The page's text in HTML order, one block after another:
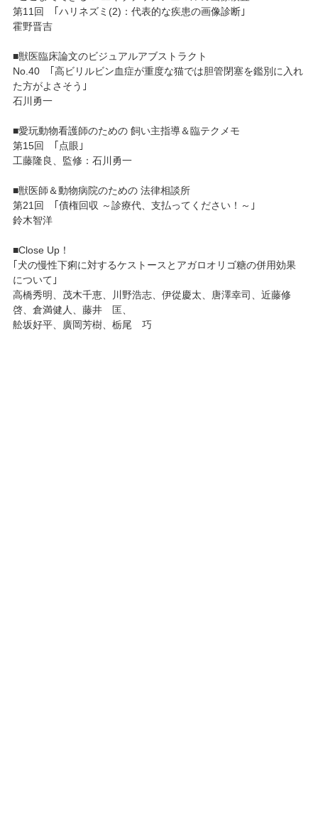
第11回 ｢ハリネズミ(2)：代表的な疾患の画像診断｣
霍野晋吉
■獣医臨床論文のビジュアルアブストラクト
No.40 ｢高ビリルビン血症が重度な猫では胆管閉塞を鑑別に入れ
た方がよさそう｣
石川勇一
■愛玩動物看護師のための 飼い主指導＆臨テクメモ
第15回 ｢点眼｣
工藤隆良、監修：石川勇一
■獣医師＆動物病院のための 法律相談所
第21回 ｢債権回収 ～診療代、支払ってください！～｣
鈴木智洋
■Close Up！
｢犬の慢性下痢に対するケストースとアガロオリゴ糖の併用効果
について｣
高橋秀明、茂木千恵、川野浩志、伊從慶太、唐澤幸司、近藤修
啓、倉満健人、藤井 匡、
舩坂好平、廣岡芳樹、栃尾 巧